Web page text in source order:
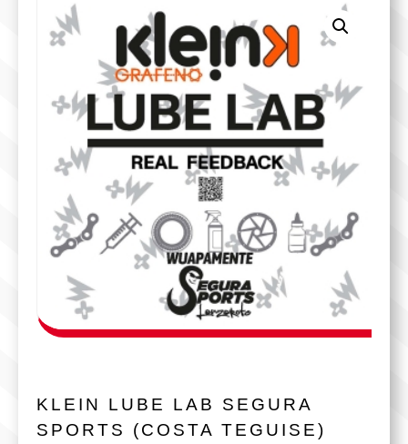
KLEIN LUBE LAB SEGURA
SPORTS (COSTA TEGUISE)